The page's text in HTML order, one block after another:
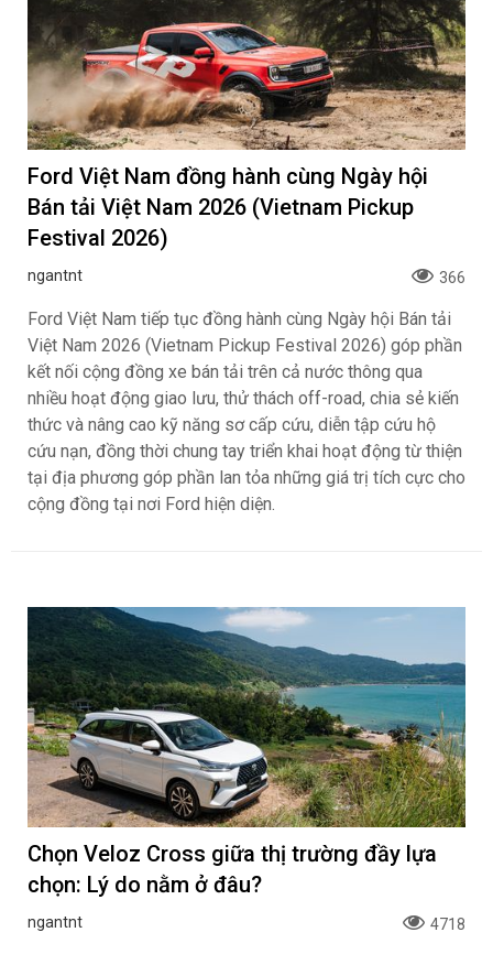
Ford Việt Nam đồng hành cùng Ngày hội
Bán tải Việt Nam 2026 (Vietnam Pickup
Festival 2026)
ngantnt 366
Ford Việt Nam tiếp tục đồng hành cùng Ngày hội Bán tải
Việt Nam 2026 (Vietnam Pickup Festival 2026) góp phần
kết nối cộng đồng xe bán tải trên cả nước thông qua
nhiều hoạt động giao lưu, thử thách off-road, chia sẻ kiến
thức và nâng cao kỹ năng sơ cấp cứu, diễn tập cứu hộ
cứu nạn, đồng thời chung tay triển khai hoạt động từ thiện
tại địa phương góp phần lan tỏa những giá trị tích cực cho
cộng đồng tại nơi Ford hiện diện.
Chọn Veloz Cross giữa thị trường đầy lựa
chọn: Lý do nằm ở đâu?
ngantnt 4718